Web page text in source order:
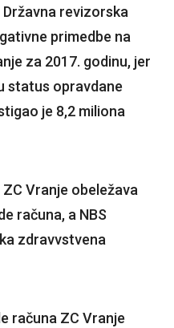
Državna revizorska
primedbe na
za 2017. godinu, jer
status opravdane
je 8,2 miliona
Vranje obeležava
računa, a NBS
zdravvstvena
računa ZC Vranje